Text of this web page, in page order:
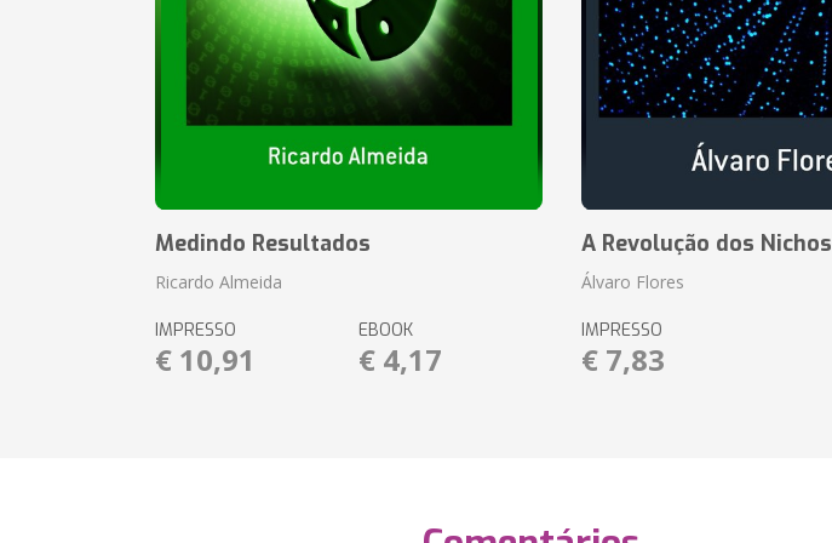
Medindo Resultados
Ricardo Almeida
IMPRESSO
€ 10,91
EBOOK
€ 4,17
A Revolução dos Nichos
Álvaro Flores
IMPRESSO
€ 7,83